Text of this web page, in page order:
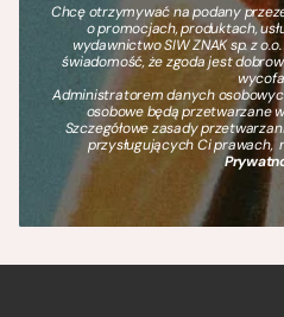
Chcę otrzymywać na podany
o promocjach, produktach,
wydawnictwo SIW ZNAK sp. z
świadomość, że zgoda jest
Administratorem danych
osobowe będą przetwarzane
Szczegółowe zasady
przysługujących Ci prawach,